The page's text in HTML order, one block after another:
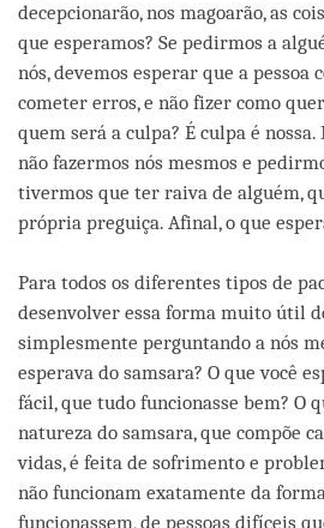
decepcionarão, nos magoarão, as
que esperamos? Se pedirmos a
nós, devemos esperar que a pessoa
cometer erros, e não fizer como
quem será a culpa? É culpa é
não fazermos nós mesmos e
tivermos que ter raiva de alguém,
própria preguiça. Afinal, o que
Para todos os diferentes tipos de
desenvolver essa forma muito útil
simplesmente perguntando a nós
esperava do samsara? O que você
fácil, que tudo funcionasse bem? O
natureza do samsara, que compõe
vidas, é feita de sofrimento e
não funcionam exatamente da
funcionassem, de pessoas difíceis